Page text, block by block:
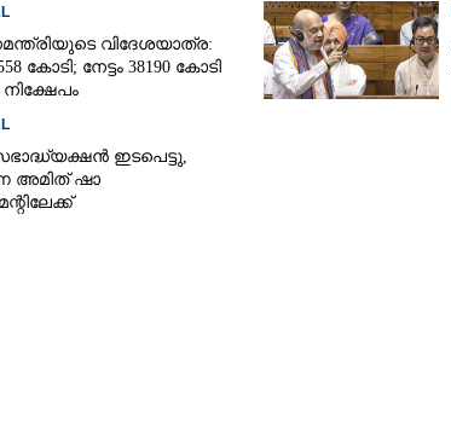
വിദേശയാത്ര:
കോടി; നേട്ടം 38190 കോടി
ഇടപെട്ടു,
അമിത് ഷാ